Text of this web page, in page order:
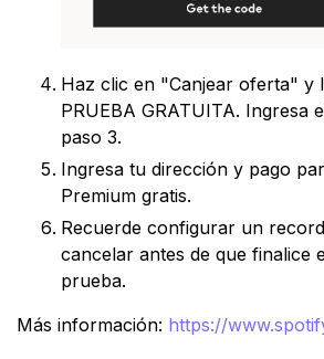
Haz clic en "Canjear oferta" y
PRUEBA GRATUITA. Ingresa
paso 3.
Ingresa tu dirección y pago
Premium gratis.
Recuerde configurar un
cancelar antes de que finalice
prueba.
Más información: https://